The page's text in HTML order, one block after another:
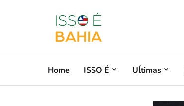
Home ISSO É Uĺtimas